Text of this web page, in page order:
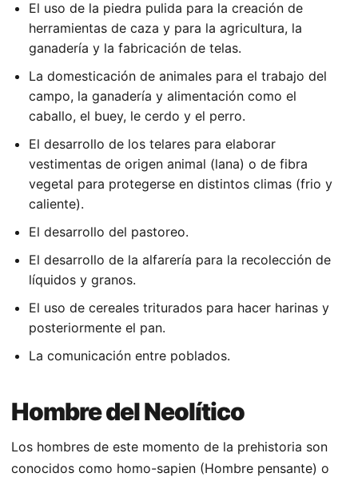
El uso de la piedra pulida para la creación de
herramientas de caza y para la agricultura, la
ganadería y la fabricación de telas.
La domesticación de animales para el trabajo del
campo, la ganadería y alimentación como el
caballo, el buey, le cerdo y el perro.
El desarrollo de los telares para elaborar
vestimentas de origen animal (lana) o de fibra
vegetal para protegerse en distintos climas (frio y
caliente).
El desarrollo del pastoreo.
El desarrollo de la alfarería para la recolección de
líquidos y granos.
El uso de cereales triturados para hacer harinas y
posteriormente el pan.
La comunicación entre poblados.
Hombre del Neolítico
Los hombres de este momento de la prehistoria son
conocidos como homo-sapien (Hombre pensante) o